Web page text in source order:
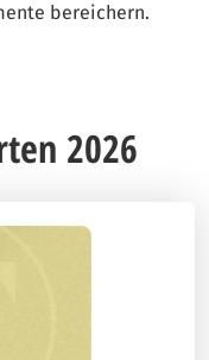
bereichern.
2026